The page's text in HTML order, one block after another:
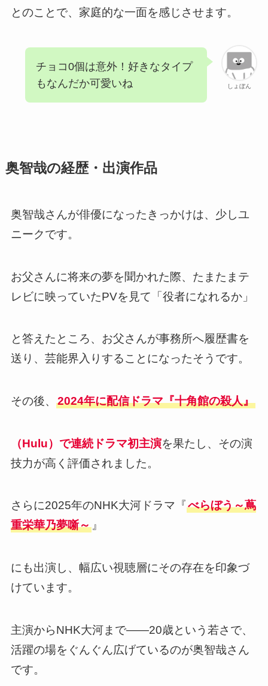
とのことで、家庭的な一面を感じさせます。
しょぼん
チョコ0個は意外！好きなタイプ
もなんだか可愛いね
奥智哉の経歴・出演作品
奥智哉さんが俳優になったきっかけは、少しユ
ニークです。
お父さんに将来の夢を聞かれた際、たまたまテ
レビに映っていたPVを見て「役者になれるか」
と答えたところ、お父さんが事務所へ履歴書を
送り、芸能界入りすることになったそうです。
その後、 2024年に配信ドラマ『十角館の殺人』
（Hulu）で連続ドラマ初主演を果たし、その演
技力が高く評価されました。
さらに2025年のNHK大河ドラマ『べらぼう～蔦
重栄華乃夢噺～』
にも出演し、幅広い視聴層にその存在を印象づ
けています。
主演からNHK大河まで——20歳という若さで、
活躍の場をぐんぐん広げているのが奥智哉さん
です。